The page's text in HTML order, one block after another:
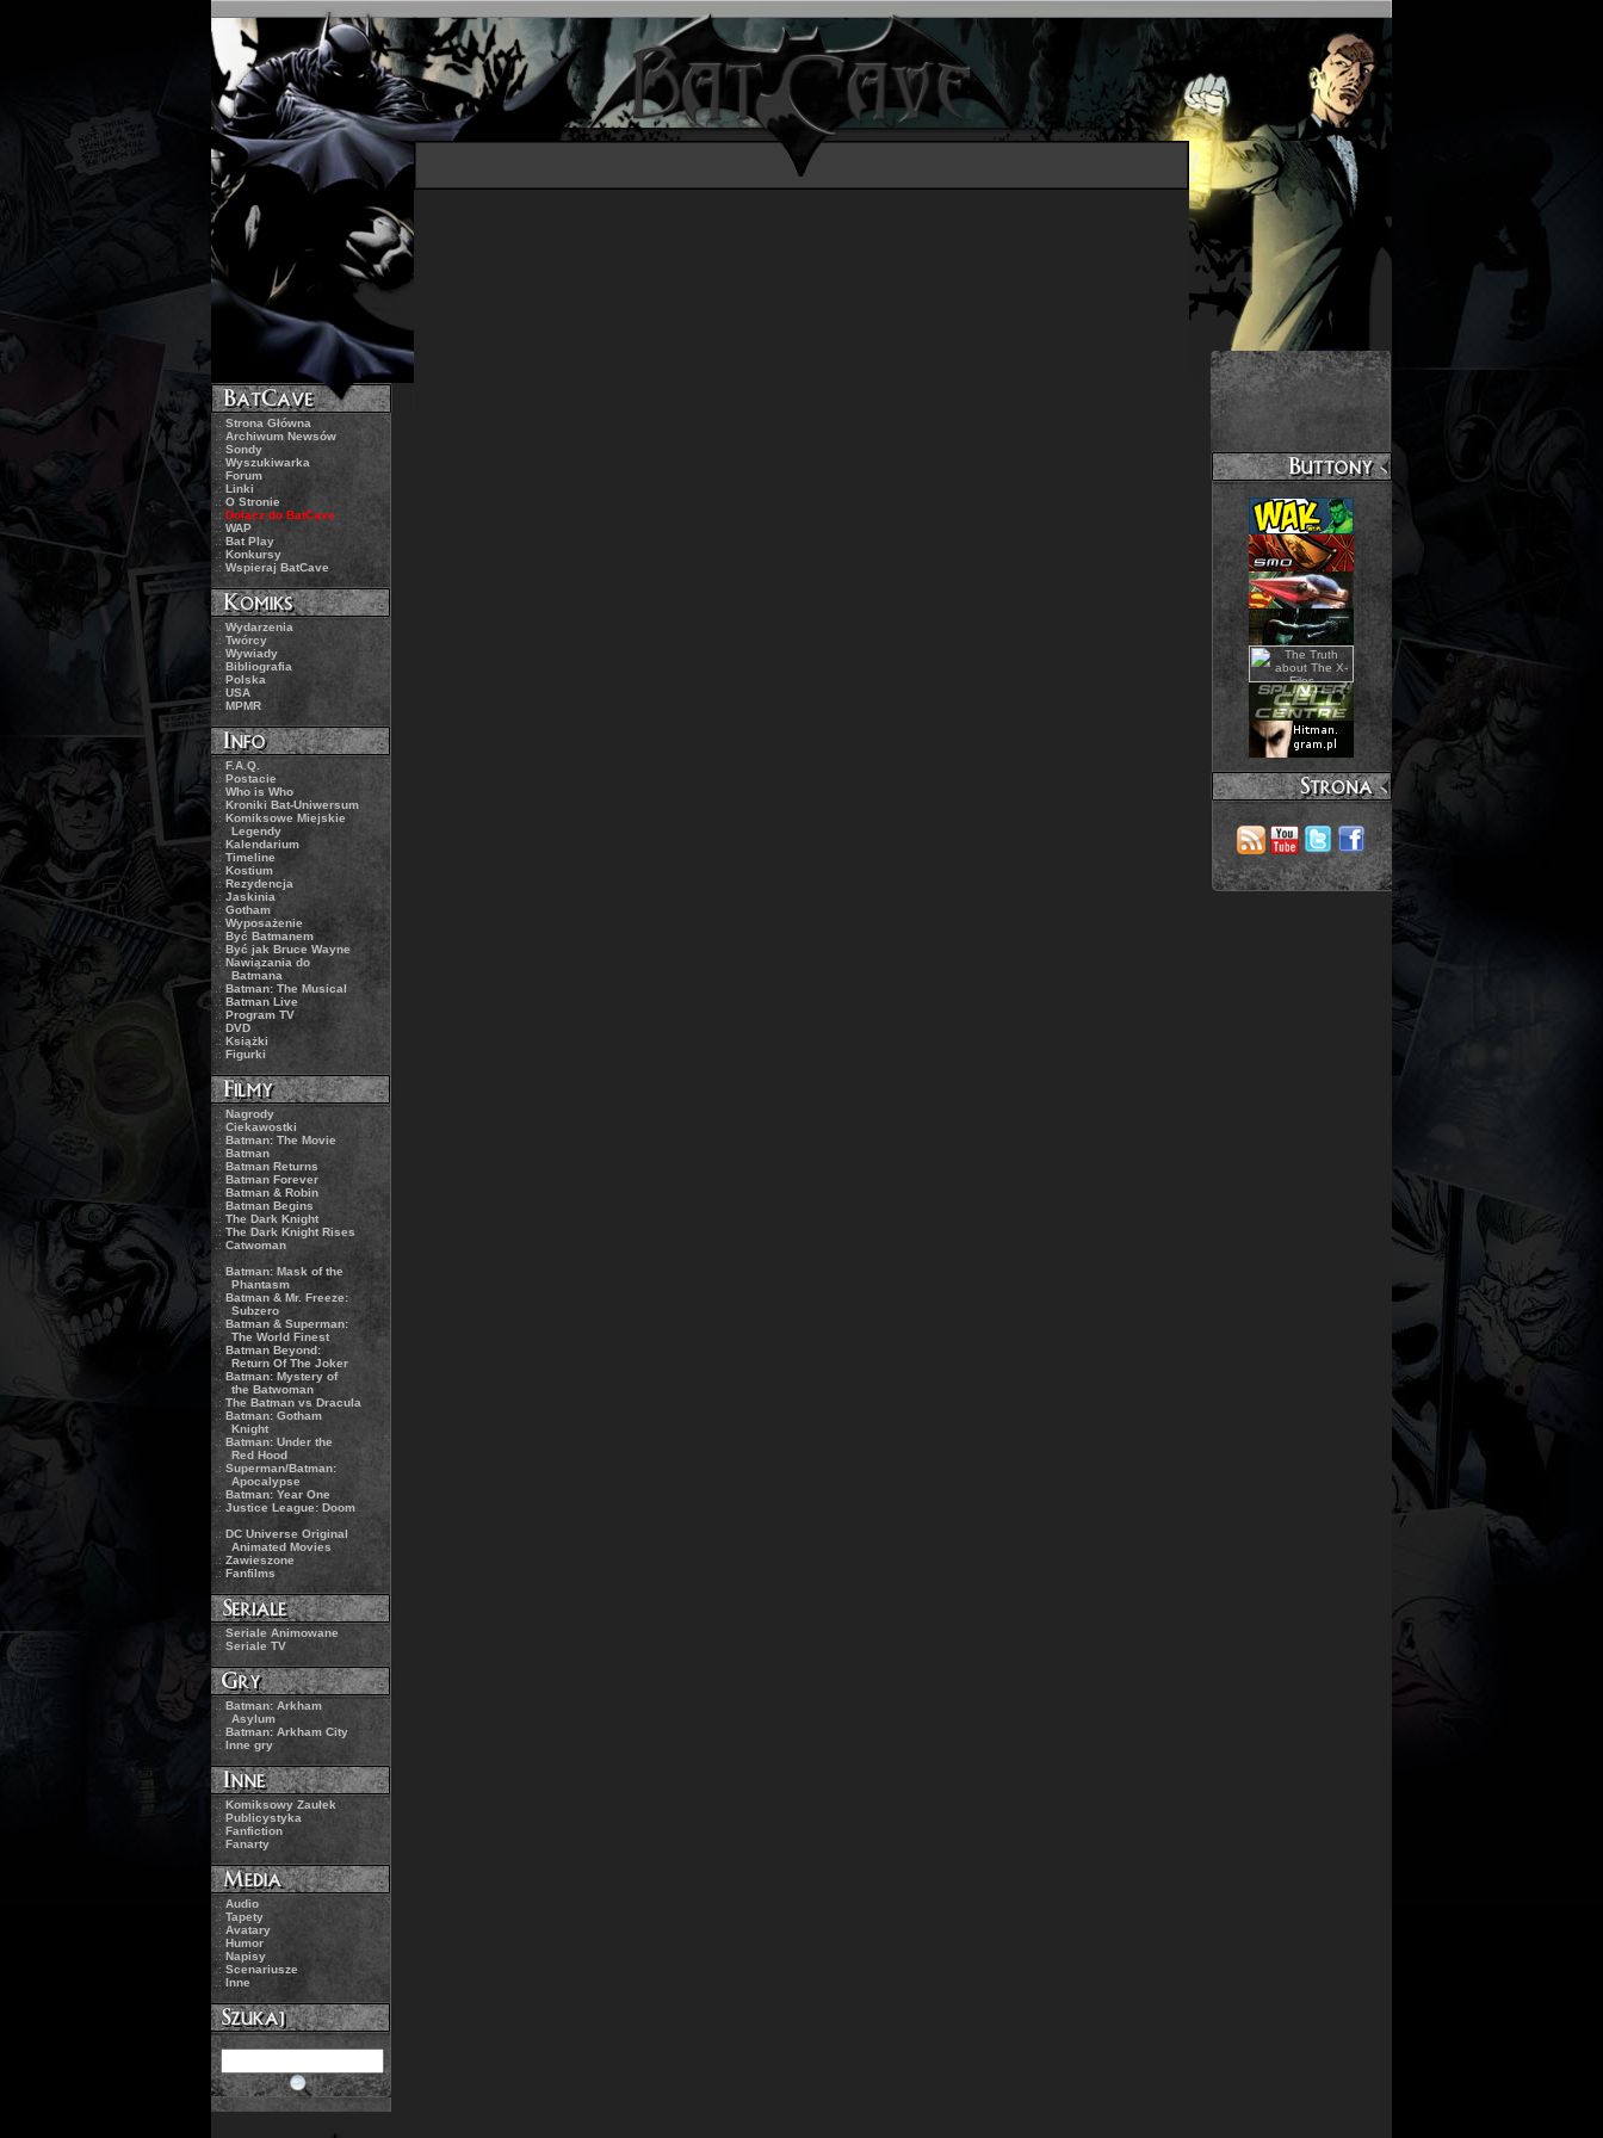
.: Strona Główna
.: Archiwum Newsów
.: Sondy
.:Wyszukiwarka
.: Forum
.: Linki
.: O Stronie
.: Dołącz do BatCave
.: WAP
.: Bat Play
.: Konkursy
.: Wspieraj BatCave
.: Wydarzenia
.: Twórcy
.: Wywiady
.:Bibliografia
.: Polska
.: USA
.: MPMR
.: F.A.Q.
.: Postacie
.: Who is Who
.:Kroniki Bat-Uniwersum
.: Komiksowe Miejskie
Legendy
.: Kalendarium
.: Timeline
.: Kostium
.: Rezydencja
.: Jaskinia
.: Gotham
.:Wyposażenie
.: Być Batmanem
.: Być jak Bruce Wayne
.: Nawiązania do
Batmana
.:Batman: The Musical
.: Batman Live
.: Program TV
.: DVD
.:Książki
.: Figurki
.: Nagrody
.: Ciekawostki
.: Batman: The Movie
.:Batman
.: Batman Returns
.: Batman Forever
.: Batman & Robin
.: Batman Begins
.: The Dark Knight
.: The Dark Knight Rises
.: Catwoman
.:Batman: Mask of the
Phantasm
.: Batman & Mr. Freeze:
Subzero
.: Batman & Superman:
The World Finest
.: Batman Beyond:
Return Of The Joker
.: Batman: Mystery of
the Batwoman
.: The Batman vs Dracula
.: Batman: Gotham
Knight
.: Batman: Under the
Red Hood
.: Superman/Batman:
Apocalypse
.: Batman: Year One
.: Justice League: Doom
.: DC Universe Original
Animated Movies
.: Zawieszone
.: Fanfilms
.: Seriale Animowane
.: Seriale TV
.: Batman: Arkham
Asylum
.: Batman: Arkham City
.:Inne gry
.: Komiksowy Zaułek
.: Publicystyka
.: Fanfiction
.:Fanarty
.: Audio
.: Tapety
.: Avatary
.:Humor
.: Napisy
.: Scenariusze
.: Inne